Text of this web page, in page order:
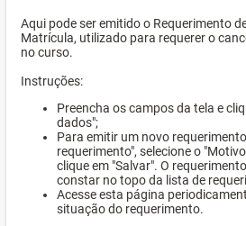
Aqui pode ser emitido o Requerimento
Matrícula, utilizado para requerer o
no curso.
Instruções:
Preencha os campos da tela e
dados";
Para emitir um novo
requerimento", selecione o
clique em "Salvar". O
constar no topo da lista de
Acesse esta página
situação do requerimento.